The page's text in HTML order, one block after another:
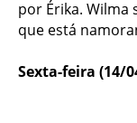
por Érika. Wilma
que está
Sexta-feira (14/